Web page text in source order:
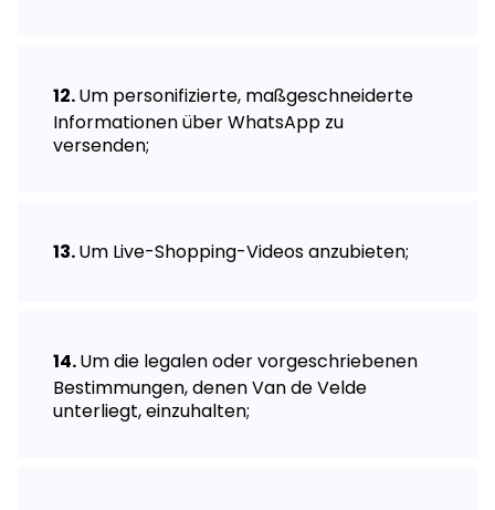
Um personifizierte, maßgeschneiderte
Informationen über WhatsApp zu
versenden;
Um Live-Shopping-Videos anzubieten;
Um die legalen oder vorgeschriebenen
Bestimmungen, denen Van de Velde
unterliegt, einzuhalten;